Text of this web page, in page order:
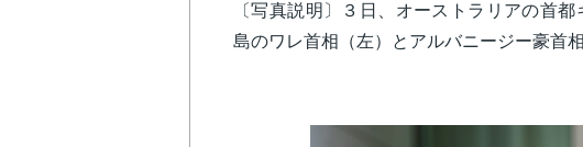
〔写真説明〕３日、オーストラリアの首
島のワレ首相（左）とアルバニージー豪首